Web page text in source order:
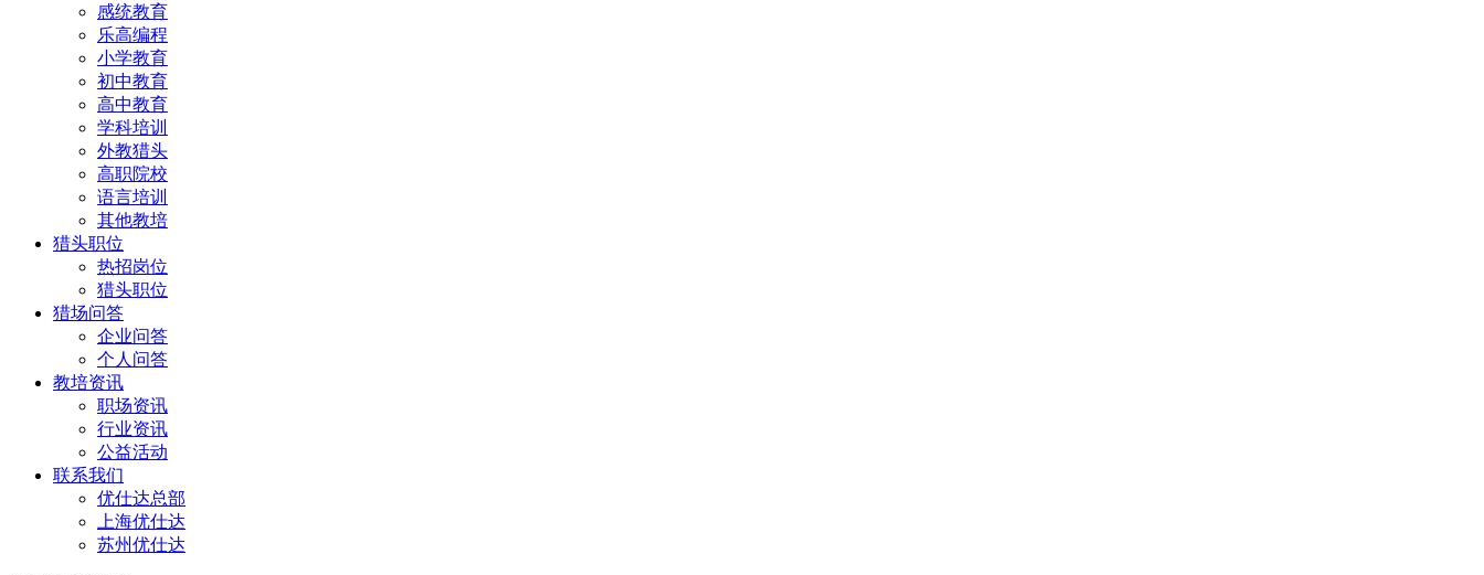
感统教育
乐高编程
小学教育
初中教育
高中教育
学科培训
外教猎头
高职院校
语言培训
其他教培
猎头职位
热招岗位
猎头职位
猎场问答
企业问答
个人问答
教培资讯
职场资讯
行业资讯
公益活动
联系我们
优仕达总部
上海优仕达
苏州优仕达